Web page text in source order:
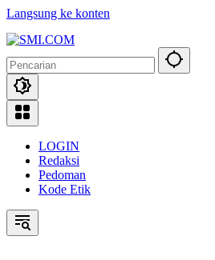
Langsung ke konten
LOGIN
Redaksi
Pedoman
Kode Etik